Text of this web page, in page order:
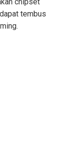
chipset
tembus